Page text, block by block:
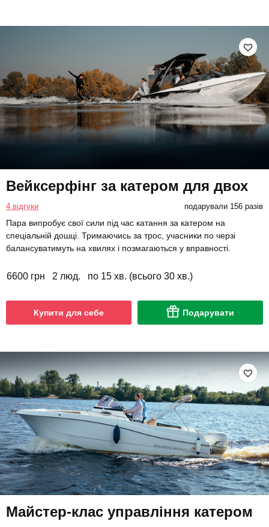
Вейксерфінг за катером для двох
4 відгуки подарували 156 разів
Пара випробує свої сили під час катання за катером на
спеціальній дошці. Тримаючись за трос, учасники по черзі
балансуватимуть на хвилях і позмагаються у вправності.
6600 грн 2 люд. по 15 хв. (всього 30 хв.)
Купити для себе Подарувати
Майстер-клас управління катером